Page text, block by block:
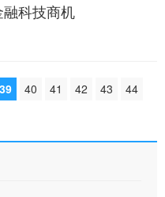
科技商机
39 40 41 42 43
44